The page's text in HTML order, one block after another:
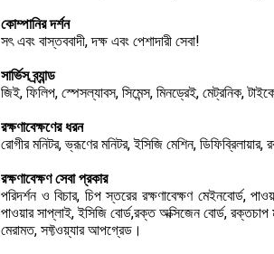
কোম্পানির দর্শন
সৎ এবং বাস্তববাদী, দক্ষ এবং পেশাদারী সেবা!
সার্ভিস ব্র্যান্ড
জিই, ফিলিপ, স্পেসল্যাবস, সিমেন্স, মিনড্রেই, মেট্রনিক,
রক্ষণাবেক্ষণের ধরন
রোগীর মনিটর, ভ্রূণের মনিটর, ইসিজি মেশিন, ডিফিব্রিলায়ার,
রক্ষণাবেক্ষণ সেবা প্রকার
পরিদর্শন ও বিচার, চিপ স্তরের রক্ষণাবেক্ষণ মেইনবোর্ড,
পাওয়ার সাপ্লাই, ইসিজি বোর্ড,রক্ত অক্সিজেন বোর্ড, রক্তচাপ
মেরামত, সফ্টওয়্যার আপগ্রেড।